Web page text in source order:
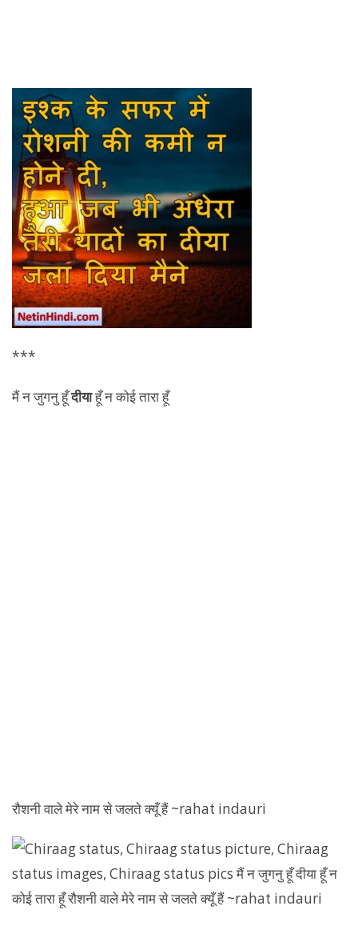
***
मैं न जुगनु हूँदीयाहूँ न कोई तारा हूँ
रौशनी वाले मेरे नाम से जलते क्यूँ हैं ~rahat indauri